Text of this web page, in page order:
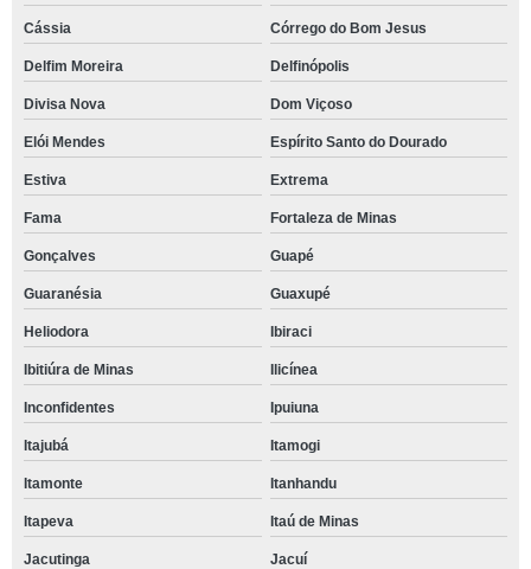
Cássia Córrego do Bom Jesus
Delfim Moreira Delfinópolis
Divisa Nova Dom Viçoso
Elói Mendes Espírito Santo do Dourado
Estiva Extrema
Fama Fortaleza de Minas
Gonçalves Guapé
Guaranésia Guaxupé
Heliodora Ibiraci
Ibitiúra de Minas Ilicínea
Inconfidentes Ipuiuna
Itajubá Itamogi
Itamonte Itanhandu
Itapeva Itaú de Minas
Jacutinga Jacuí